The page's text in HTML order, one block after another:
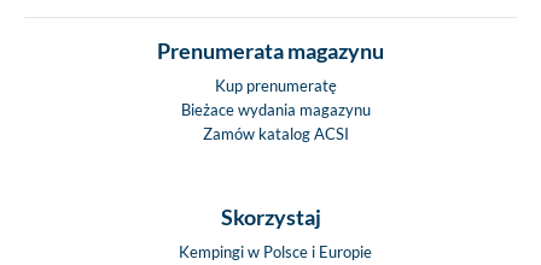
Prenumerata magazynu
Kup prenumeratę
Bieżace wydania magazynu
Zamów katalog ACSI
Skorzystaj
Kempingi w Polsce i Europie